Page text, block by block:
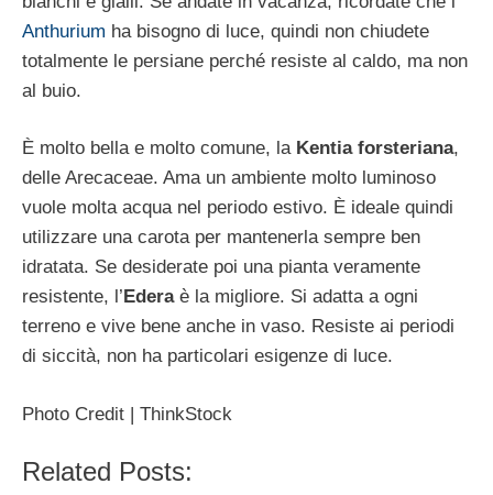
Anthurium ha bisogno di luce, quindi non chiudete
totalmente le persiane perché resiste al caldo, ma non
al buio.
È molto bella e molto comune, la Kentia forsteriana,
delle Arecaceae. Ama un ambiente molto luminoso
vuole molta acqua nel periodo estivo. È ideale quindi
utilizzare una carota per mantenerla sempre ben
idratata. Se desiderate poi una pianta veramente
resistente, l’ Edera è la migliore. Si adatta a ogni
terreno e vive bene anche in vaso. Resiste ai periodi
di siccità, non ha particolari esigenze di luce.
Photo Credit | ThinkStock
Related Posts: